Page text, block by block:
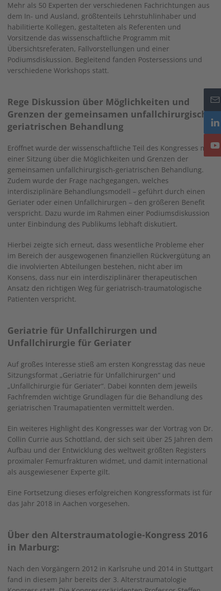
Mehr als 50 Experten der verschiedenen Fachrichtungen aus
dem In- und Ausland, größtenteils Lehrstuhlinhaber und
habilitierte Kollegen, gestalteten als Referenten und
Vorsitzende das wissenschaftliche Programm mit
Übersichtsreferaten, Fallvorstellungen und einer
Podiumsdiskussion. Begleitend fanden Postersessions und
verschiedene Workshops statt.
Rege Diskussion über Möglichkeiten und
Grenzen der gemeinsamen unfallchirurgisch-
geriatrischen Behandlung
Eröffnet wurde der wissenschaftliche Teil des Kongresses mit
einer Sitzung über die Möglichkeiten und Grenzen der
gemeinsamen unfallchirurgisch-geriatrischen Behandlung.
Zudem wurde der Frage nachgegangen, welches
interdisziplinäre Behandlungsmodell – geführt durch einen
Geriater oder einen Unfallchirurgen – den größeren Benefit
verspricht. Dazu wurde im Rahmen einer Podiumsdiskussion
unter Einbindung des Publikums lebhaft diskutiert.
Hierbei zeigte sich erneut, dass wesentliche Probleme eher
im Bereich der ausgewogenen finanziellen Rückvergütung an
die involvierten Abteilungen bestehen, nicht aber im
Konsens, dass nur ein interdisziplinärer therapeutischen
Ansatz den richtigen Weg für geriatrisch-traumatologische
Patienten verspricht.
Geriatrie für Unfallchirurgen und
Unfallchirurgie für Geriater
Auf großes Interesse stieß am ersten Kongresstag das neue
Sitzungsformat „Geriatrie für Unfallchirurgen“ und
„Unfallchirurgie für Geriater“. Dabei konnten dem jeweils
Fachfremden wichtige Grundlagen für die Behandlung des
geriatrischen Traumapatienten vermittelt werden.
Ein weiteres Highlight des Kongresses war der Vortrag von Dr.
Collin Currie aus Schottland, der sich seit über 25 Jahren dem
Aufbau und der Entwicklung des weltweit größten Registers
proximaler Femurfrakturen widmet, und damit international
als ausgewiesener Experte gilt.
Eine Fortsetzung dieses erfolgreichen Kongressformats ist für
das Jahr 2018 in Aachen vorgesehen.
Über den Alterstraumatologie-Kongress 2016
in Marburg:
Nach den Vorgängern 2012 in Karlsruhe und 2014 in Stuttgart
fand in diesem Jahr bereits der 3. Alterstraumatologie